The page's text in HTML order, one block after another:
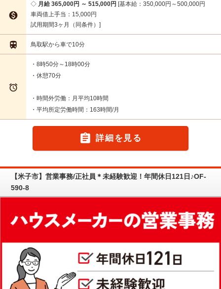

月給 365,000円 ～ 515,000円 基本給：350,000円～500,000円
車両借上手当：15,000円
試用期間3ヶ月（同条件）
 鳥取駅から車で10分

・8時50分～18時00分
・休憩70分
・時間外労働：月平均10時間
・平均所定労働時間：163時間/月
 詳細を見る
【米子市】営業事務/正社員＊未経験歓迎！年間休日121日♪OF-
590-8